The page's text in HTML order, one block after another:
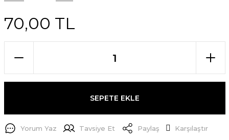
70,00 TL
SEPETE EKLE
Yorum Yaz Tavsiye Et Paylaş Karşılaştır